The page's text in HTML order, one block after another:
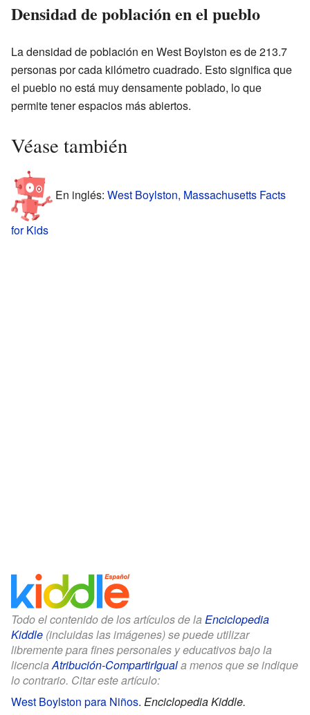
Densidad de población en el pueblo
La densidad de población en West Boylston es de 213.7
personas por cada kilómetro cuadrado. Esto significa que
el pueblo no está muy densamente poblado, lo que
permite tener espacios más abiertos.
Véase también
En inglés: West Boylston, Massachusetts Facts
for Kids
Todo el contenido de los artículos de la Enciclopedia
Kiddle (incluidas las imágenes) se puede utilizar
libremente para fines personales y educativos bajo la
licenciaAtribución-CompartirIguala menos que se indique
lo contrario. Citar este artículo:
West Boylston para Niños. Enciclopedia Kiddle.